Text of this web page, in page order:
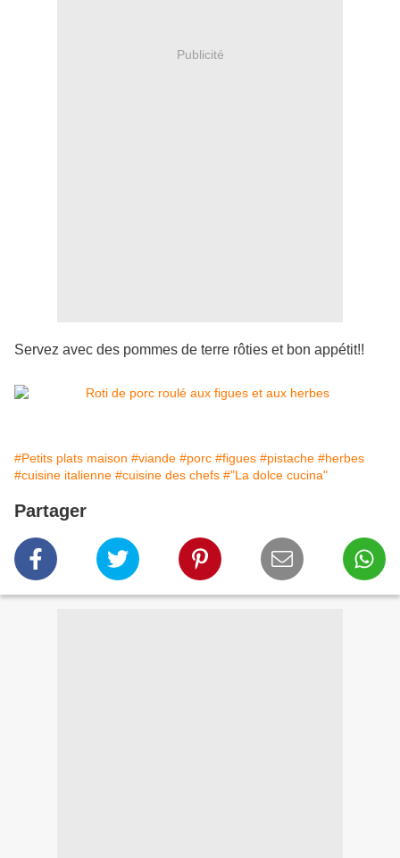
Publicité
Servez avec des pommes de terre rôties et bon appétit!!
#Petits plats maison #viande #porc #figues #pistache #herbes
#cuisine italienne #cuisine des chefs #"La dolce cucina"
Partager